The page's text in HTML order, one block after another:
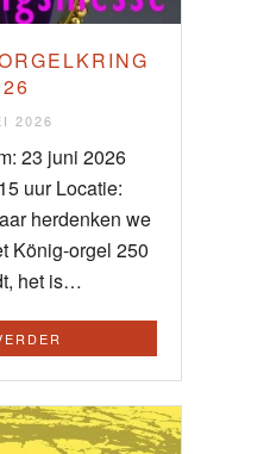
2026
23 juni 2026
uur Locatie:
herdenken we
König-orgel 250
het is…